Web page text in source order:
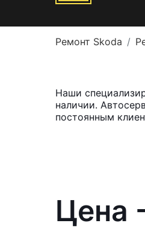
Ремонт Skoda
Наши
наличии.
постоянным
Цена